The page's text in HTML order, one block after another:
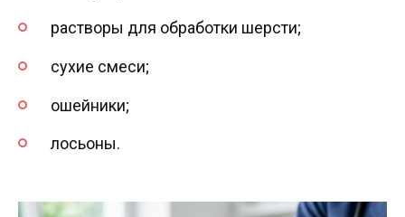
растворы для обработки шерсти;
сухие смеси;
ошейники;
лосьоны.